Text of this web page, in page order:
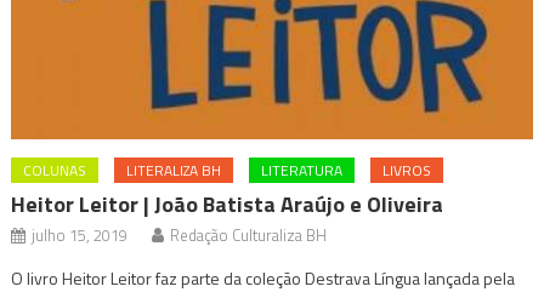
COLUNAS LITERALIZA BH LITERATURA LIVROS
Heitor Leitor | João Batista Araújo e Oliveira
julho 15, 2019 Redação Culturaliza BH
O livro Heitor Leitor faz parte da coleção Destrava Língua lançada pela